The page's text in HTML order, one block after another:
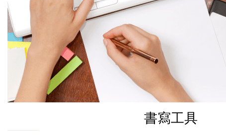
書寫工具